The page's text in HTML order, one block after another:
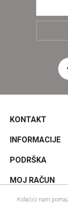
KONTAKT
INFORMACIJE
PODRŠKA
MOJ RAČUN
Kolačići nam